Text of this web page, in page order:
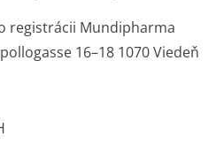
registrácii Mundipharma
16–18 1070 Viedeň